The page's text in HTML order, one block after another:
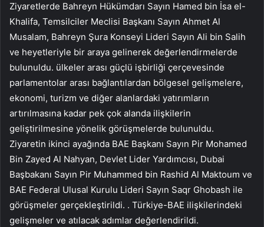
Ziyaretlerde Bahreyn Hükümdarı Sayın Hamed bin İsa el-
Khalifa, Temsilciler Meclisi Başkanı Sayın Ahmet Al
Musalam, Bahreyn Şura Konseyi Lideri Sayın Ali bin Salih
ve heyetleriyle bir araya gelinerek değerlendirmelerde
bulunuldu. ülkeler arası güçlü işbirliği çerçevesinde
parlamentolar arası bağlantılardan bölgesel gelişmelere,
ekonomi, turizm ve diğer alanlardaki yatırımların
artırılmasına kadar pek çok alanda ilişkilerin
geliştirilmesine yönelik görüşmelerde bulunuldu.
Ziyaretin ikinci ayağında BAE Başkanı Sayın Pir Mohamed
Bin Zayed Al Nahyan, Devlet Lider Yardımcısı, Dubai
Başbakanı Sayın Pir Muhammed bin Rashid Al Maktoum ve
BAE Federal Ulusal Kurulu Lideri Sayın Saqr Ghobash ile
görüşmeler gerçekleştirildi. . Türkiye-BAE ilişkilerindeki
gelişmeler ve atılacak adımlar değerlendirildi.